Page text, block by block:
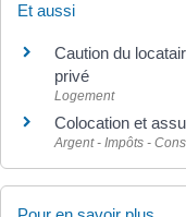
Et aussi
Caution du
privé
Logement
Colocation et
Argent - Impôts -